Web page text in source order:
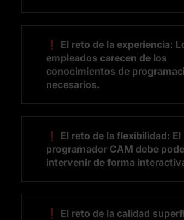
❗ El reto de la experiencia:
empleados carecen de los
conocimientos de
necesarios.
❗ El reto de la flexibilidad: El
programador CAM debe
intervenir de forma
❗ El reto de la calidad